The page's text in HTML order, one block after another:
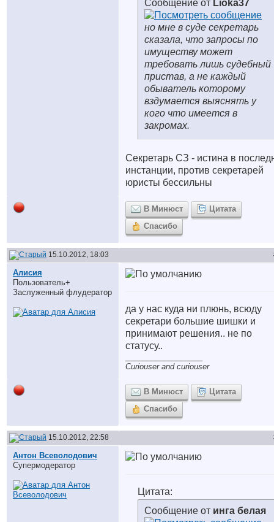
Сообщение от Lioka37
но мне в суде секретарь
сказала, что запросы по
имуществу может
требовать лишь судебный
пристав, а не каждый
обыватель которому
вздумается выяснять у
кого что имеется в
закромах.
Секретарь СЗ - истина в
инстанции, против секретарей
юристы бессильны
В Минюст
Цитата
Спасибо
15.10.2012, 18:03
Алисия
Пользователь+
Заслуженный флудератор
да у нас куда ни плюнь, всюду
секретари большие шишки и
принимают решения.. не по
статусу..
Curiouser and curiouser
В Минюст
Цитата
Спасибо
15.10.2012, 22:58
Антон Всеволодович
Супермодератор
Цитата:
Сообщение от инга белая